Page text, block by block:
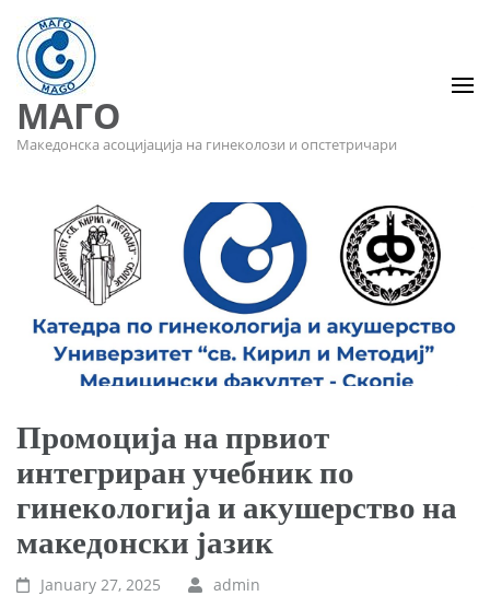
МАГО
Македонска асоцијација на гинеколози и опстетричари
Промоција на првиот
интегриран учебник по
гинекологија и акушерство на
македонски јазик
January 27, 2025 admin